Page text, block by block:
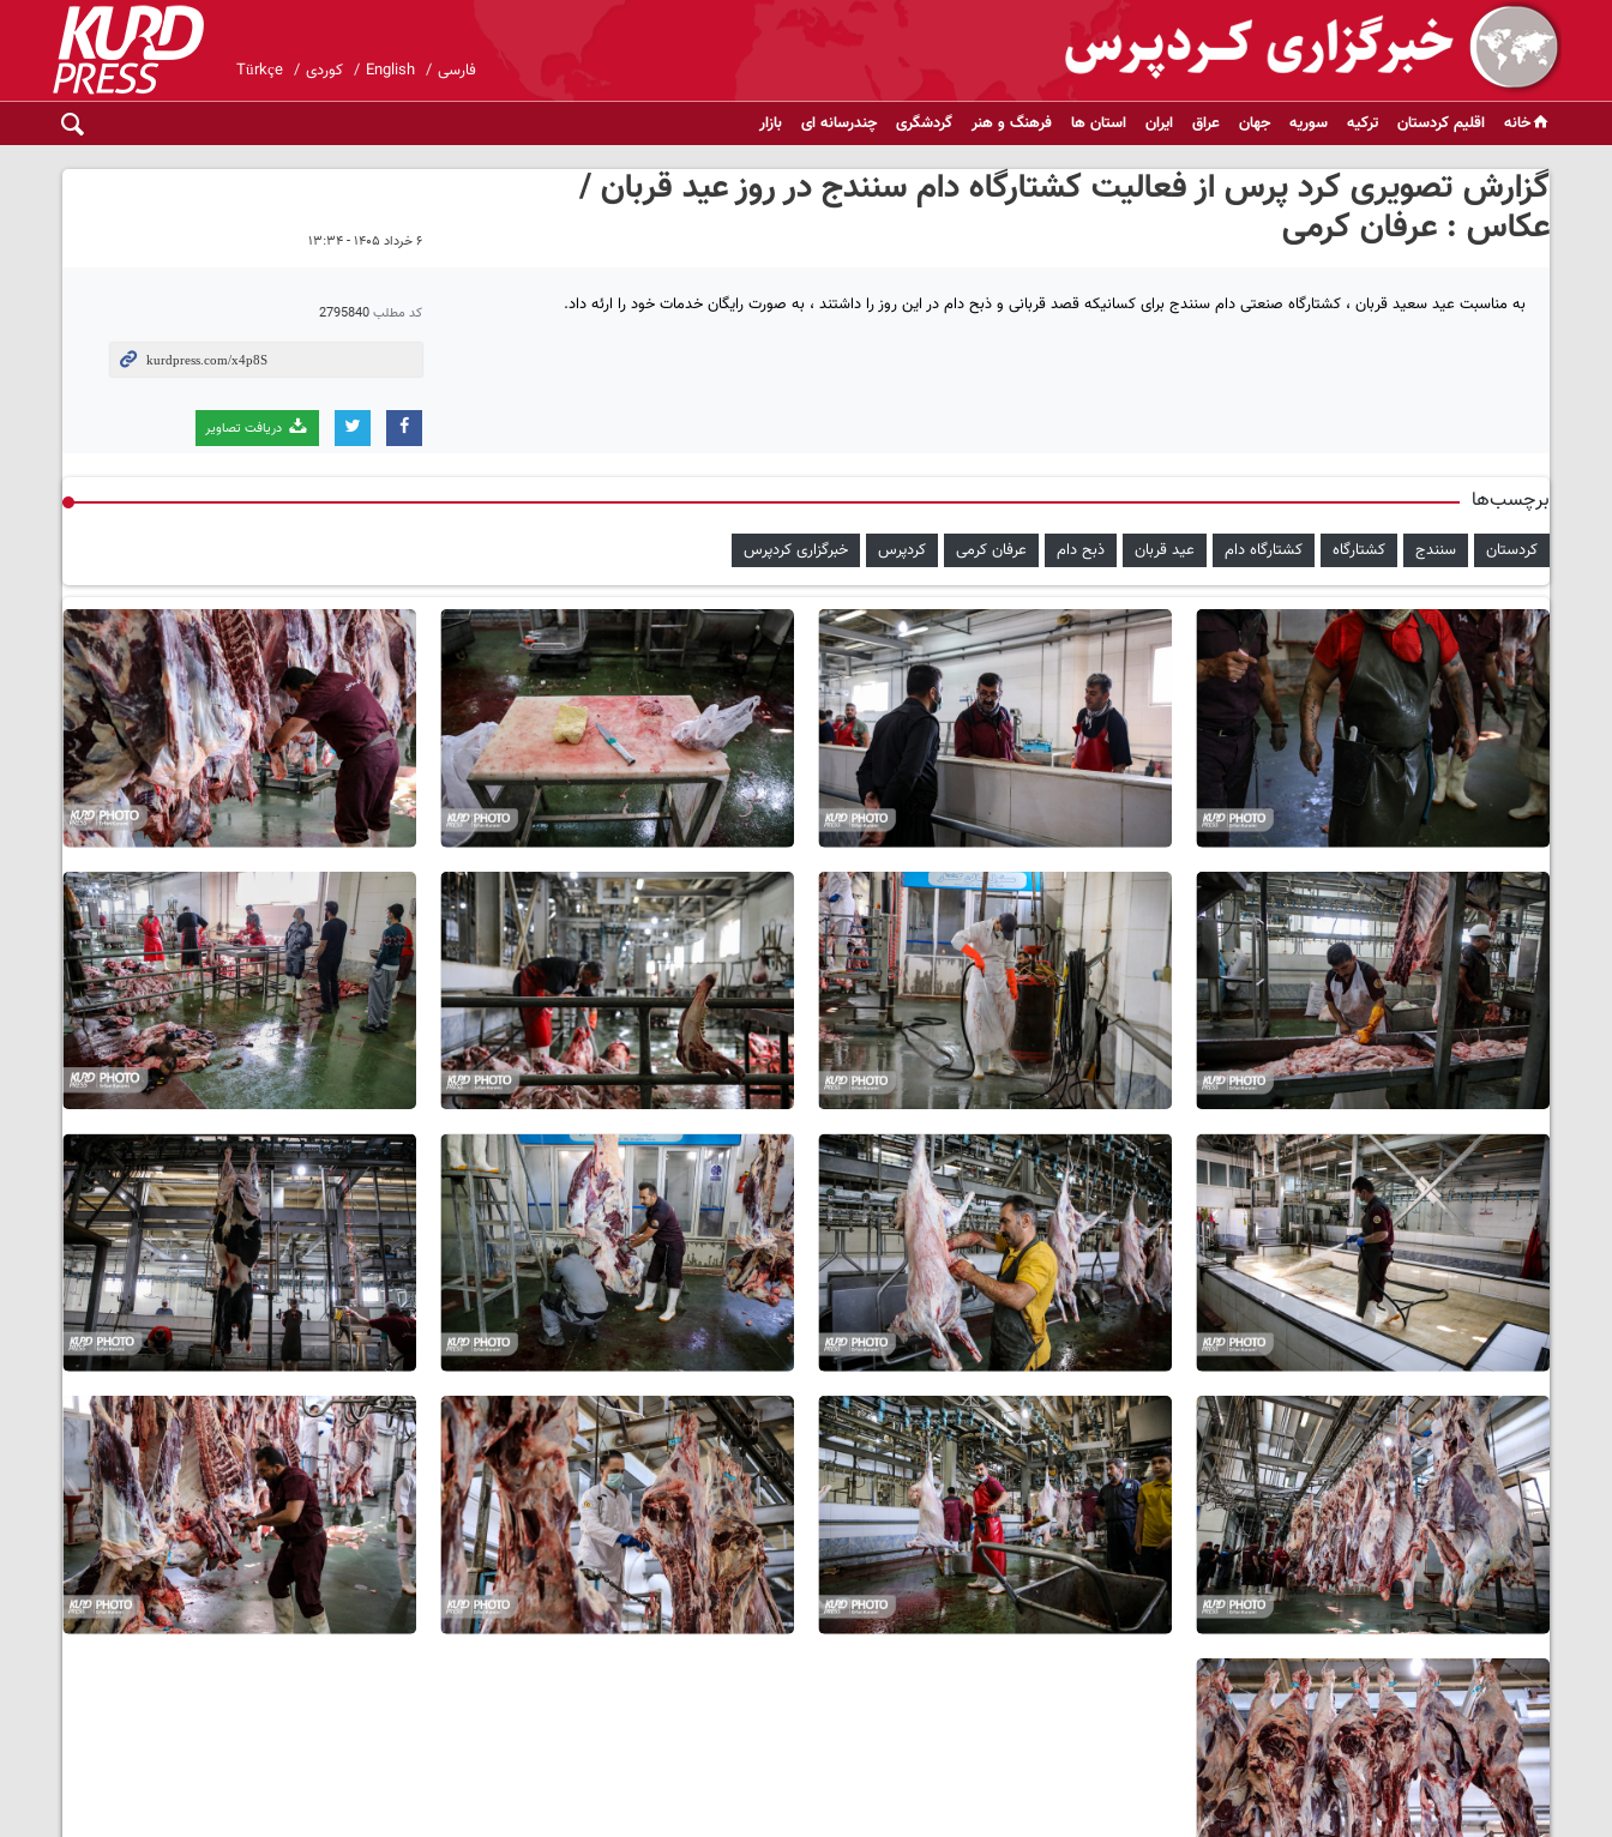
فارسی English کوردی Türkçe
خانه اقلیم کردستان ترکیه سوریه جهان عراق ایران استان ها فرهنگ و هنر گردشگری چندرسانه ای بازار
۶ خرداد ۱۴۰۵ - ۱۳:۳۴
کد مطلب2795840
دریافت تصاویر
گزارش تصویری کرد پرس از فعالیت کشتارگاه دام سنندج در روز عید قربان /
عکاس : عرفان کرمی
به مناسبت عید سعید قربان ، کشتارگاه صنعتی دام سنندج برای کسانیکه قصد قربانی و ذبح دام در این روز را داشتند ، به صورت رایگان خدمات خود را ارئه داد.
برچسب‌ها
کردستان سنندج کشتارگاه کشتارگاه دام عید قربان ذبح دام عرفان کرمی کردپرس خبرگزاری کردپرس